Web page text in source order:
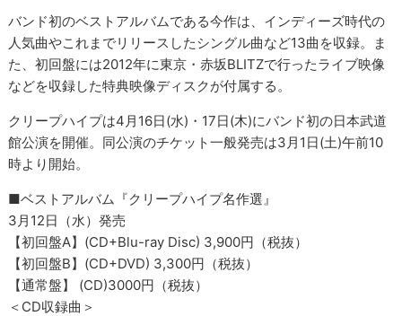
バンド初のベストアルバムである今作は、インディーズ時代の
人気曲やこれまでリリースしたシングル曲など13曲を収録。ま
た、初回盤には2012年に東京・赤坂BLITZで行ったライブ映像
などを収録した特典映像ディスクが付属する。
クリープハイプは4月16日(水)・17日(木)にバンド初の日本武道
館公演を開催。同公演のチケット一般発売は3月1日(土)午前10
時より開始。
■ベストアルバム『クリープハイプ名作選』
3月12日（水）発売
【初回盤A】(CD+Blu-ray Disc) 3,900円（税抜）
【初回盤B】(CD+DVD) 3,300円（税抜）
【通常盤】 (CD)3000円（税抜）
＜CD収録曲＞